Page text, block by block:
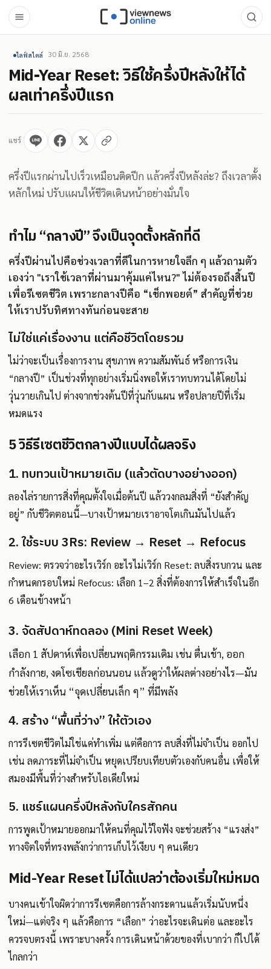
ไลฟ์สไตล์ 30 มิ.ย. 2568
Mid-Year Reset: วิธีใช้ครึ่งปีหลังให้ได้
ผลเท่าครึ่งปีแรก
แชร์
ครึ่งปีแรกผ่านไปเร็วเหมือนติดปีก แล้วครึ่งปีหลังล่ะ? ถึงเวลาตั้ง
หลักใหม่ ปรับแผนให้ชีวิตเดินหน้าอย่างมั่นใจ
ทำไม “กลางปี” จึงเป็นจุดตั้งหลักที่ดี
ครึ่งปีผ่านไปคือช่วงเวลาที่ดีในการหายใจลึก ๆ แล้วถามตัว
เองว่า "เราใช้เวลาที่ผ่านมาคุ้มแค่ไหน?" ไม่ต้องรอถึงสิ้นปี
เพื่อรีเซตชีวิต เพราะกลางปีคือ “เช็กพอยต์” สำคัญที่ช่วย
ให้เราปรับทิศทางทันก่อนจะสาย
ไม่ใช่แค่เรื่องงาน แต่คือชีวิตโดยรวม
ไม่ว่าจะเป็นเรื่องการงาน สุขภาพ ความสัมพันธ์ หรือการเงิน
“กลางปี” เป็นช่วงที่ทุกอย่างเริ่มนิ่งพอให้เราทบทวนได้โดยไม่
วุ่นวายเกินไป ต่างจากช่วงต้นปีที่วุ่นกับแผน หรือปลายปีที่เริ่ม
หมดแรง
5 วิธีรีเซตชีวิตกลางปีแบบได้ผลจริง
1. ทบทวนเป้าหมายเดิม (แล้วตัดบางอย่างออก)
ลองไล่รายการสิ่งที่คุณตั้งใจเมื่อต้นปี แล้ววงกลมสิ่งที่ “ยังสำคัญ
อยู่” กับชีวิตตอนนี้—บางเป้าหมายเราอาจโตเกินมันไปแล้ว
2. ใช้ระบบ 3Rs: Review → Reset → Refocus
Review: ตรวจว่าอะไรเวิร์ก อะไรไม่เวิร์ก Reset: ลบสิ่งรบกวน และ
กำหนดกรอบใหม่ Refocus: เลือก 1–2 สิ่งที่ต้องการให้สำเร็จในอีก
6 เดือนข้างหน้า
3. จัดสัปดาห์ทดลอง (Mini Reset Week)
เลือก 1 สัปดาห์เพื่อเปลี่ยนพฤติกรรมเดิม เช่น ตื่นเช้า, ออก
กำลังกาย, งดโซเชียลก่อนนอน แล้วดูว่าให้ผลต่างอย่างไร—มัน
ช่วยให้เราเห็น “จุดเปลี่ยนเล็ก ๆ” ที่มีพลัง
4. สร้าง “พื้นที่ว่าง” ให้ตัวเอง
การรีเซตชีวิตไม่ใช่แค่ทำเพิ่ม แต่คือการ ลบสิ่งที่ไม่จำเป็น ออกไป
เช่น ลดภาระที่ไม่จำเป็น หยุดเปรียบเทียบตัวเองกับคนอื่น เพื่อให้
สมองมีพื้นที่ว่างสำหรับไอเดียใหม่
5. แชร์แผนครึ่งปีหลังกับใครสักคน
การพูดเป้าหมายออกมาให้คนที่คุณไว้ใจฟัง จะช่วยสร้าง “แรงส่ง”
ทางจิตใจที่ทรงพลังกว่าการเก็บไว้เงียบ ๆ คนเดียว
Mid-Year Reset ไม่ได้แปลว่าต้องเริ่มใหม่หมด
บางคนเข้าใจผิดว่าการรีเซตคือการล้างกระดานแล้วเริ่มนับหนึ่ง
ใหม่—แต่จริง ๆ แล้วคือการ “เลือก” ว่าอะไรจะเดินต่อ และอะไร
ควรจบตรงนี้ เพราะบางครั้ง การเดินหน้าด้วยของที่เบากว่า ก็ไปได้
ไกลกว่า